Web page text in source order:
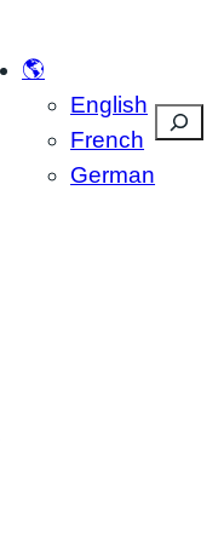
🌎
English
French
German